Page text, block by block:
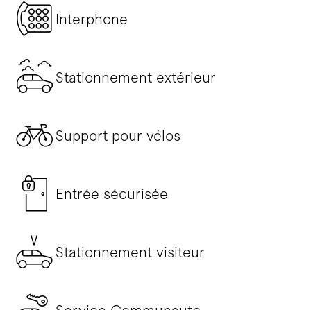
Interphone
Stationnement extérieur
Support pour vélos
Entrée sécurisée
Stationnement visiteur